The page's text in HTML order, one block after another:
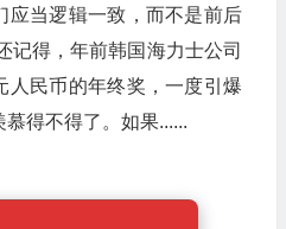
应当逻辑一致，而不是前后
记得，年前韩国海力士公司
人民币的年终奖，一度引爆
得不得了。如果......